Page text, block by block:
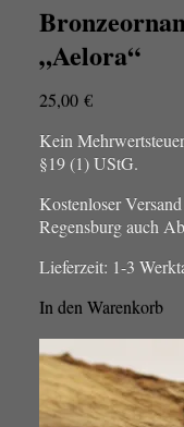
„Aelora“
25,00 €
Kein
§19 (1) UStG.
Kostenloser
Regensburg auch
Lieferzeit: 1-3
In den Warenkorb